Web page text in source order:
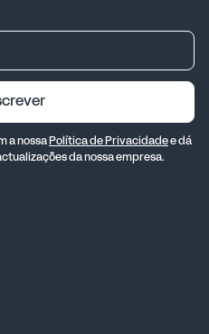
a nossa Política de Privacidadee dá
da nossa empresa.